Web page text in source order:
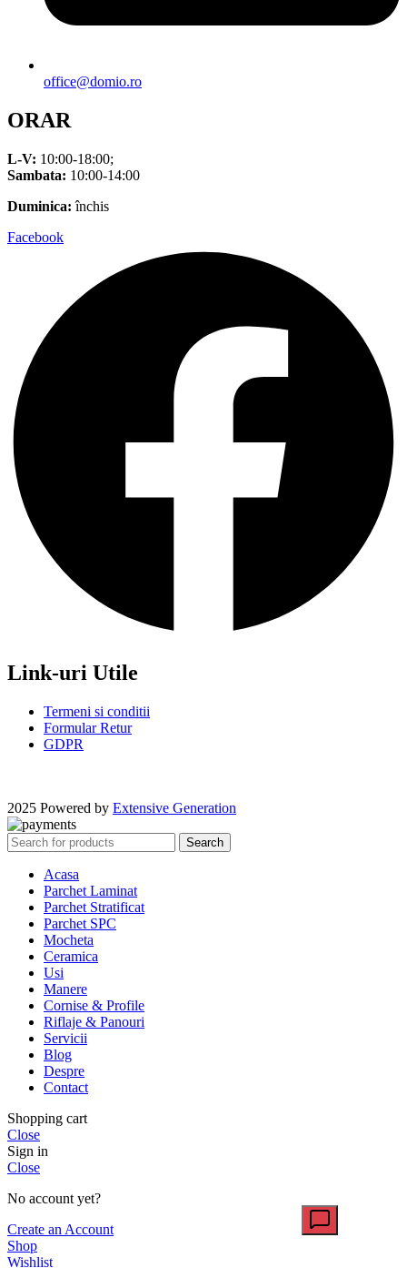
office@domio.ro
ORAR
L-V: 10:00-18:00;
Sambata: 10:00-14:00
Duminica: închis
Facebook
Link-uri Utile
Termeni si conditii
Formular Retur
GDPR
2025 Powered by Extensive Generation
Search
Acasa
Parchet Laminat
Parchet Stratificat
Parchet SPC
Mocheta
Ceramica
Usi
Manere
Cornise & Profile
Riflaje & Panouri
Servicii
Blog
Despre
Contact
Shopping cart
Close
Sign in
Close
No account yet?
Create an Account
Shop
Wishlist